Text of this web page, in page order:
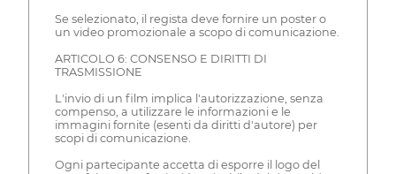
Se selezionato, il regista deve fornire un poster o
un video promozionale a scopo di comunicazione.
ARTICOLO 6: CONSENSO E DIRITTI DI
TRASMISSIONE
L'invio di un film implica l'autorizzazione, senza
compenso, a utilizzare le informazioni e le
immagini fornite (esenti da diritti d'autore) per
scopi di comunicazione.
Ogni partecipante accetta di esporre il logo del